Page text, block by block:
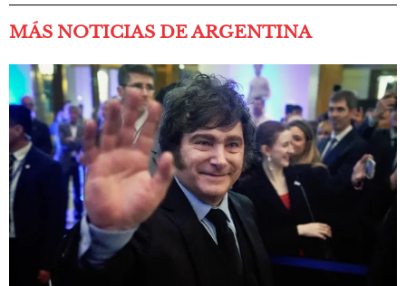
MÁS NOTICIAS DE ARGENTINA